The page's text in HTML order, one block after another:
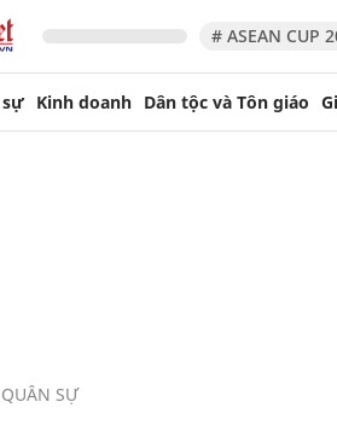
# ASEAN CUP
Kinh doanh Dân tộc và Tôn giáo
QUÂN SỰ